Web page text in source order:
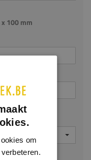
x 100 mm
om